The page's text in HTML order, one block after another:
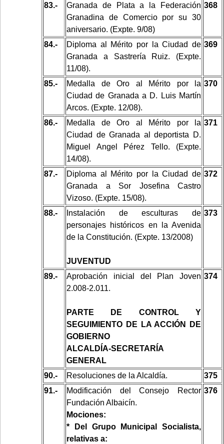
83.-
Granada de Plata a la Federación
Granadina de Comercio por su 30
aniversario. (Expte. 9/08)
368
84.-
Diploma al Mérito por la Ciudad de
Granada a Sastrería Ruiz. (Expte.
11/08).
369
85.-
Medalla de Oro al Mérito por la
Ciudad de Granada a D. Luis Martín
Arcos. (Expte. 12/08).
370
86.-
Medalla de Oro al Mérito por la
Ciudad de Granada al deportista D.
Miguel Angel Pérez Tello. (Expte.
14/08).
371
87.-
Diploma al Mérito por la Ciudad de
Granada a Sor Josefina Castro
Vizoso. (Expte. 15/08).
372
88.-
Instalación de esculturas de
personajes históricos en la Avenida
de la Constitución. (Expte. 13/2008)
JUVENTUD
373
89.-
Aprobación inicial del Plan Joven
2.008-2.011.
PARTE DE CONTROL Y
SEGUIMIENTO DE LA ACCIÓN DE
GOBIERNO
ALCALDÍA-SECRETARÍA
GENERAL
374
90.- Resoluciones de la Alcaldía.
375
91.-
Modificación del Consejo Rector
Fundación Albaicín.
Mociones:
* Del Grupo Municipal Socialista,
relativas a:
376